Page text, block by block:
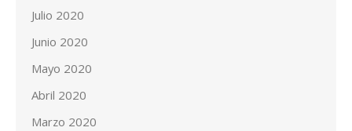
Julio 2020
Junio 2020
Mayo 2020
Abril 2020
Marzo 2020